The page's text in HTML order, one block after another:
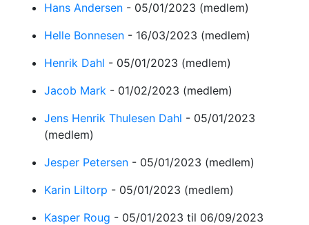
Hans Andersen - 05/01/2023 (medlem)
Helle Bonnesen - 16/03/2023 (medlem)
Henrik Dahl - 05/01/2023 (medlem)
Jacob Mark - 01/02/2023 (medlem)
Jens Henrik Thulesen Dahl - 05/01/2023
(medlem)
Jesper Petersen - 05/01/2023 (medlem)
Karin Liltorp - 05/01/2023 (medlem)
Kasper Roug - 05/01/2023 til 06/09/2023